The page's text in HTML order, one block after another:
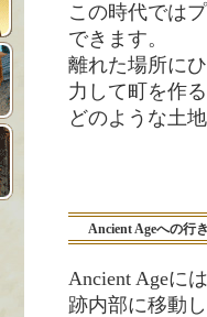
この時代では
できます。
離れた場所に
力して町を作
どのような土
Ancient Ageへの行
Ancient Ageに
跡内部に移動